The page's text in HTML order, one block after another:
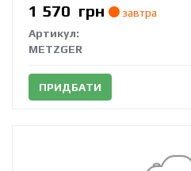
1 570 грн
завтра
Артикул:
METZGER
ПРИДБАТИ